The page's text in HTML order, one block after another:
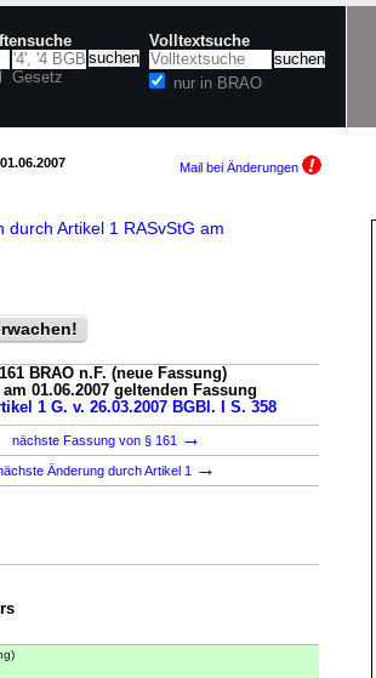
Gesetz
Volltextsuche
nur in BRAO
Mail bei Änderungen
durch Artikel 1 RASvStG am
BRAO n.F. (neue Fassung)
01.06.2007 geltenden Fassung
1 G. v. 26.03.2007 BGBl. I S. 358
nächste Fassung von § 161
→
Änderung durch Artikel 1 →